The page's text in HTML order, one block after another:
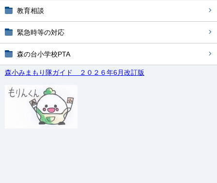
教育相談
緊急時等の対応
森の台小学校PTA
森小みまもり隊ガイド ２０２６年6月改訂版